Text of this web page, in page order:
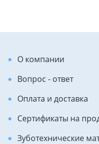
О компании
Вопрос - ответ
Оплата и доставка
Сертификаты на
Зуботехнические